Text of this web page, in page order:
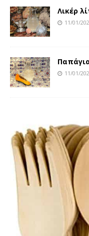
Λικέρ
11/01/
11/01/